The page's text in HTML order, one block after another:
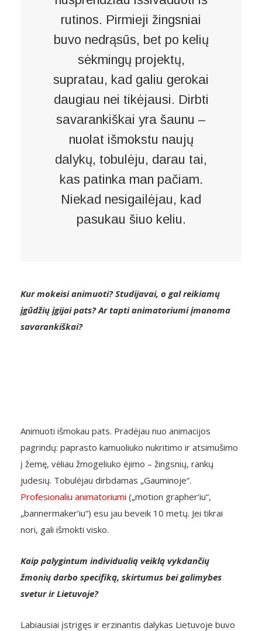
rutinos. Pirmieji žingsniai
buvo nedrąsūs, bet po kelių
sėkmingų projektų,
supratau, kad galiu gerokai
daugiau nei tikėjausi. Dirbti
savarankiškai yra šaunu –
nuolat išmokstu naujų
dalykų, tobulėju, darau tai,
kas patinka man pačiam.
Niekad nesigailėjau, kad
pasukau šiuo keliu.
Kur mokeisi animuoti? Studijavai, o gal reikiamų
įgūdžių įgijai pats? Ar tapti animatoriumi įmanoma
savarankiškai?
Animuoti išmokau pats. Pradėjau nuo animacijos
pagrindų: paprasto kamuoliuko nukritimo ir atsimušimo
į žemę, vėliau žmogeliuko ėjimo – žingsnių, rankų
judesių. Tobulėjau dirbdamas „Gauminoje“.
Profesionaliu animatoriumi („motion grapher‘iu“,
„bannermaker‘iu“) esu jau beveik 10 metų. Jei tikrai
nori, gali išmokti visko.
Kaip palygintum individualią veiklą vykdančių
žmonių darbo specifiką, skirtumus bei galimybes
svetur ir Lietuvoje?
Labiausiai įstrigęs ir erzinantis dalykas Lietuvoje buvo